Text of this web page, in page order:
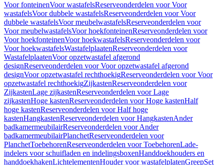
Voor fonteinenVoor wastafelsReserveonderdelen voor Voor
wastafelsVoor dubbele wastafelsReserveonderdelen voor Voor
dubbele wastafelsVoor meubelwastafelsReserveonderdelen voor
Voor meubelwastafelsVoor hoekfonteinenReserveonderdelen voor
Voor hoekfonteinenVoor hoekwastafelsReserveonderdelen voor
Voor hoekwastafelsWastafelplaatenReserveonderdelen voor
WastafelplaatenVoor opzetwastafel afgerond
designReserveonderdelen voor Voor opzetwastafel afgerond
designVoor opzetwastafel rechthoekigReserveonderdelen voor Voor
opzetwastafel rechthoekigZijkastenReserveonderdelen voor
ZijkastenLage zijkastenReserveonderdelen voor Lage
zijkastenHoge kastenReserveonderdelen voor Hoge kastenHalf
hoge kastenReserveonderdelen voor Half hoge
kastenHangkastenReserveonderdelen voor HangkastenAnder
badkamermeubilairReserveonderdelen voor Ander
badkamermeubilairPlanchetReserveonderdelen voor
PlanchetToebehorenReserveonderdelen voor ToebehorenLade-
indelers voor schuifladen en indelingsboxenHanddoekhouders en
handdoekhakenLichtelementenHouder voor wastafelplatenGreepSet